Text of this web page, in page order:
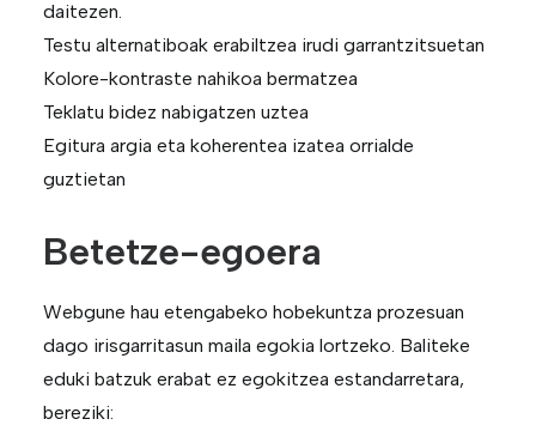
daitezen.
Testu alternatiboak erabiltzea irudi garrantzitsuetan
Kolore-kontraste nahikoa bermatzea
Teklatu bidez nabigatzen uztea
Egitura argia eta koherentea izatea orrialde
guztietan
Betetze-egoera
Webgune hau etengabeko hobekuntza prozesuan
dago irisgarritasun maila egokia lortzeko. Baliteke
eduki batzuk erabat ez egokitzea estandarretara,
bereziki: